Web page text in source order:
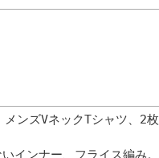
ンズVネックTシャツ、2枚
インナー、フライス編み。